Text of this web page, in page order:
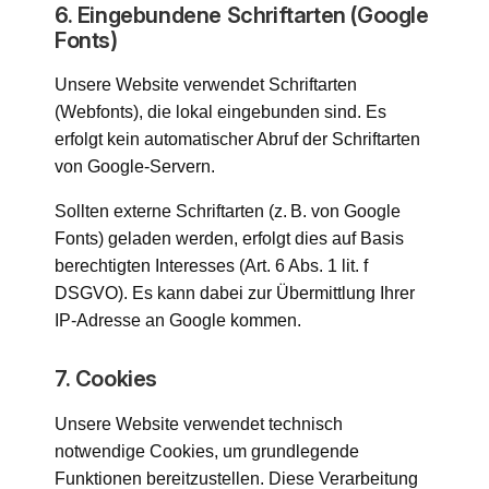
6. Eingebundene Schriftarten (Google
Fonts)
Unsere Website verwendet Schriftarten
(Webfonts), die lokal eingebunden sind. Es
erfolgt kein automatischer Abruf der Schriftarten
von Google-Servern.
Sollten externe Schriftarten (z. B. von Google
Fonts) geladen werden, erfolgt dies auf Basis
berechtigten Interesses (Art. 6 Abs. 1 lit. f
DSGVO). Es kann dabei zur Übermittlung Ihrer
IP-Adresse an Google kommen.
7. Cookies
Unsere Website verwendet technisch
notwendige Cookies, um grundlegende
Funktionen bereitzustellen. Diese Verarbeitung